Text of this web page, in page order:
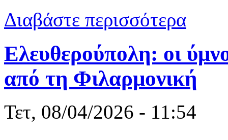
Διαβάστε περισσότερα
Ελευθερούπολη: οι
από τη Φιλαρμονική
Τετ, 08/04/2026 - 11:54